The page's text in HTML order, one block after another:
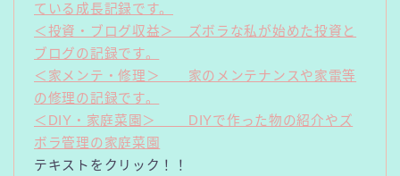
ている成長記録です。
＜投資・ブログ収益＞ ズボラな私が始めた投資と
ブログの記録です。
＜家メンテ・修理＞ 家のメンテナンスや家電等
の修理の記録です。
＜DIY・家庭菜園＞ DIYで作った物の紹介やズ
ボラ管理の家庭菜園
テキストをクリック！！